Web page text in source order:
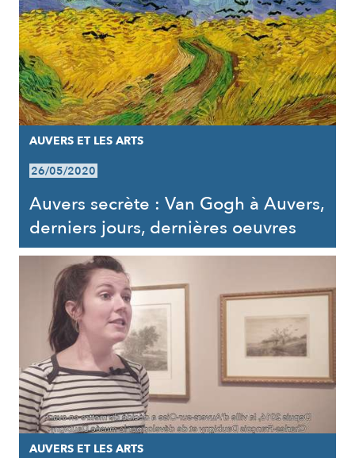
AUVERS ET LES ARTS
26/05/2020
Auvers secrète : Van Gogh à Auvers,
derniers jours, dernières oeuvres
AUVERS ET LES ARTS